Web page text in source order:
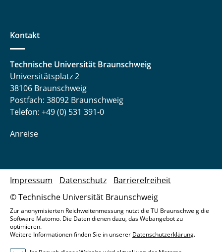
Kontakt
Technische Universität Braunschweig
Universitätsplatz 2
38106 Braunschweig
Postfach: 38092 Braunschweig
Telefon: +49 (0) 531 391-0
Anreise
© Technische Universität Braunschweig
Impressum Datenschutz Barrierefreiheit
Zur anonymisierten Reichweitenmessung nutzt die TU Braunschweig die
Software Matomo. Die Daten dienen dazu, das Webangebot zu
optimieren.
Weitere Informationen finden Sie in unserer Datenschutzerklärung.